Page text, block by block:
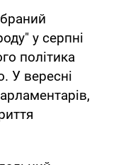
у серпні
політика
У вересні